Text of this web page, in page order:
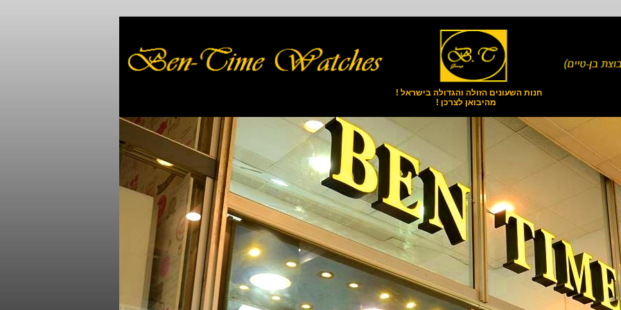
חנות השעונים הזולה והגדולה בישראל !
מהיבואן לצרכן !